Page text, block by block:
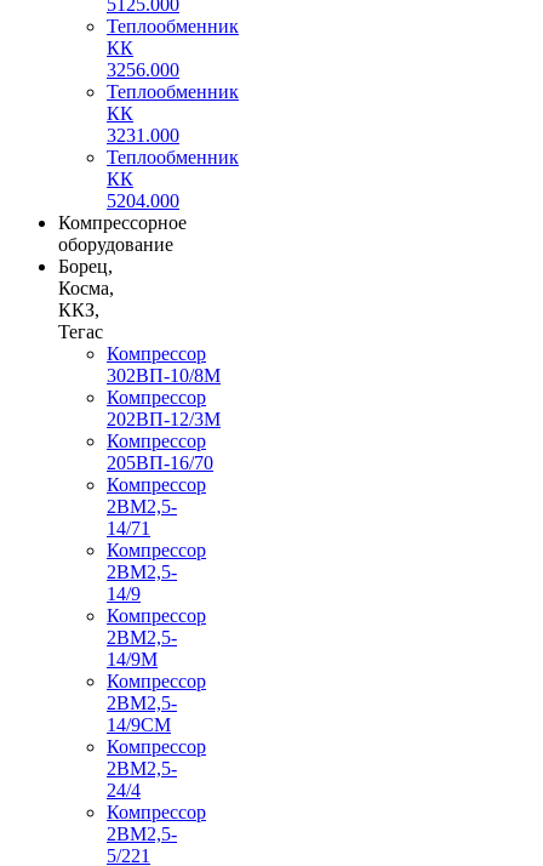
Теплообменник
КК
3256.000
Теплообменник
КК
3231.000
Теплообменник
КК
5204.000
Компрессорное
оборудование
Борец,
Косма,
ККЗ,
Тегас
Компрессор
302ВП-10/8М
Компрессор
202ВП-12/3М
Компрессор
205ВП-16/70
Компрессор
2ВМ2,5-
14/71
Компрессор
2ВМ2,5-
14/9
Компрессор
2ВМ2,5-
14/9М
Компрессор
2ВМ2,5-
14/9СМ
Компрессор
2ВМ2,5-
24/4
Компрессор
2ВМ2,5-
5/221